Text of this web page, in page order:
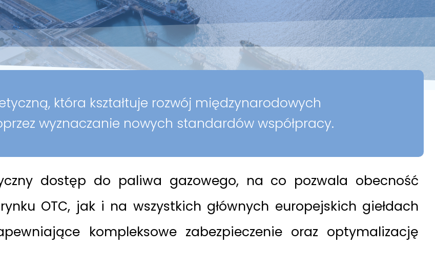
która kształtuje rozwój międzynarodowych
wyznaczanie nowych standardów współpracy.
dostęp do paliwa gazowego, na co pozwala obecność
OTC, jak i na wszystkich głównych europejskich giełdach
kompleksowe zabezpieczenie oraz optymalizację